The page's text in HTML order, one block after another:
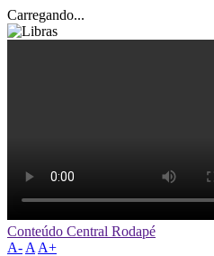
Carregando...
Conteúdo Central Rodapé
A- A A+